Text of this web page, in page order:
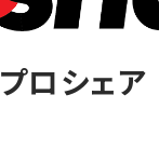
プロシェア